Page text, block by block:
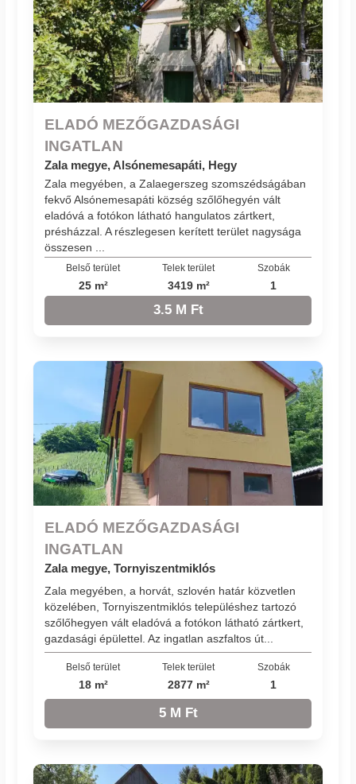
ELADÓ MEZŐGAZDASÁGI
INGATLAN
Zala megye, Alsónemesapáti, Hegy
Zala megyében, a Zalaegerszeg szomszédságában
fekvő Alsónemesapáti község szőlőhegyén vált
eladóvá a fotókon látható hangulatos zártkert,
présházzal. A részlegesen kerített terület nagysága
összesen ...
Belső terület
25 m²
Telek terület
3419 m²
Szobák
1
3.5 M Ft
ELADÓ MEZŐGAZDASÁGI
INGATLAN
Zala megye, Tornyiszentmiklós
Zala megyében, a horvát, szlovén határ közvetlen
közelében, Tornyiszentmiklós településhez tartozó
szőlőhegyen vált eladóvá a fotókon látható zártkert,
gazdasági épülettel. Az ingatlan aszfaltos út...
Belső terület
18 m²
Telek terület
2877 m²
Szobák
1
5 M Ft